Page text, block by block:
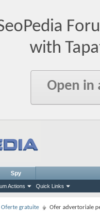
with
Open in
Actions Quick Links
Spy
Oferte gratuite Ofer advertoriale